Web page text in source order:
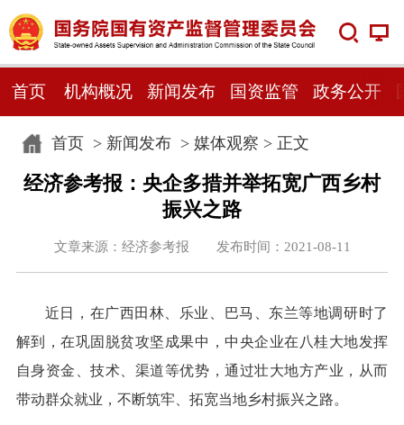
首页 机构概况 新闻发布 国资监管 政务公开
首页> 新闻发布> 媒体观察 > 正文
经济参考报：央企多措并举拓宽广西乡村
振兴之路
文章来源：经济参考报 发布时间：2021-08-11
近日，在广西田林、乐业、巴马、东兰等地调研时了
解到，在巩固脱贫攻坚成果中，中央企业在八桂大地发挥
自身资金、技术、渠道等优势，通过壮大地方产业，从而
带动群众就业，不断筑牢、拓宽当地乡村振兴之路。